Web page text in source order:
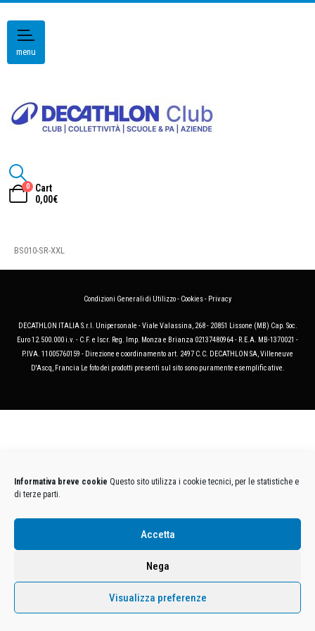
Informativa breve cookie Questo sito utilizza i cookie tecnici, per le statistiche e
di terze parti.
Accetta
Nega
Visualizza preferenze
menu
0
Cart
0,00€
BS010-SR-XXL
Condizioni Generali di Utilizzo- Cookies- Privacy
DECATHLON ITALIA S.r.l. Unipersonale - Viale Valassina, 268 - 20851 Lissone (MB) Cap. Soc.
Euro 12.500.000 i.v. - C.F. e Iscr. Reg. Imp. Monza e Brianza 02137480964 - R.E.A. MB-1370021 -
P.IVA. 11005760159 - Direzione e coordinamento art. 2497 C.C. DECATHLON SA, Villeneuve
D'Ascq, Francia Le foto dei prodotti presenti sul sito sono puramente esemplificative.